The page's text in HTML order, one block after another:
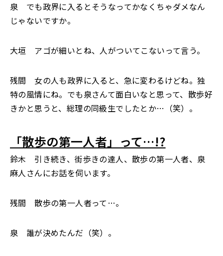
泉 でも政界に入るとそうなってかなくちゃダメなん
じゃないですか。
大垣 アゴが細いとね、人がついてこないって言う。
残間 女の人も政界に入ると、急に変わるけどね。独
特の風情にね。でも泉さんて面白いなと思って、散歩好
きかと思うと、総理の同級生でしたとか…（笑）。
「散歩の第一人者」って…!?
鈴木 引き続き、街歩きの達人、散歩の第一人者、泉
麻人さんにお話を伺います。
残間 散歩の第一人者って…。
泉 誰が決めたんだ（笑）。